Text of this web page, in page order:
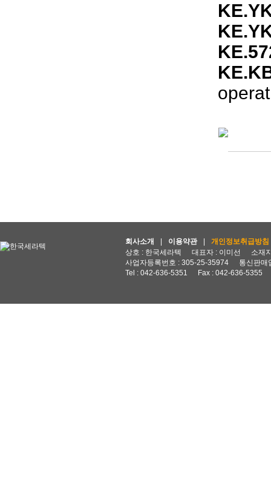
회사소개 이용약관
개인정보취급방침
상호 : 한국세라텍
대표자 : 이미선
소재
사업자등록번호 : 305-25-35974
통신판매
Tel : 042-636-5351
Fax : 042-636-5355